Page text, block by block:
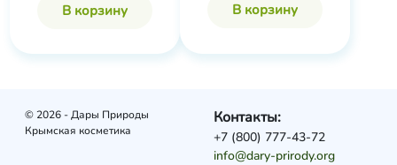
В корзину В корзину
© 2026 - Дары Природы
Крымская косметика
Контакты:
+7 (800) 777-43-72
info@dary-prirody.org